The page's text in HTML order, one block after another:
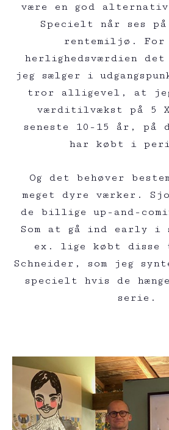
være en god
Specielt når ses på
rentemiljø. For
herlighedsværdien
jeg sælger i
tror alligevel, at
værditilvækst på 5 X
seneste 10-15 år, på
har købt i
Og det behøver
meget dyre værker.
de billige up-and-
Som at gå ind early i
ex. lige købt disse
Schneider, som jeg
specielt hvis de
serie.